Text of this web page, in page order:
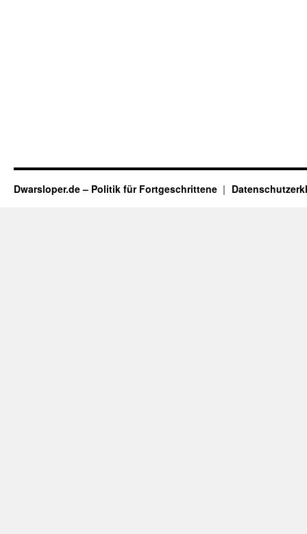
Dwarsloper.de – Politik für Fortgeschrittene